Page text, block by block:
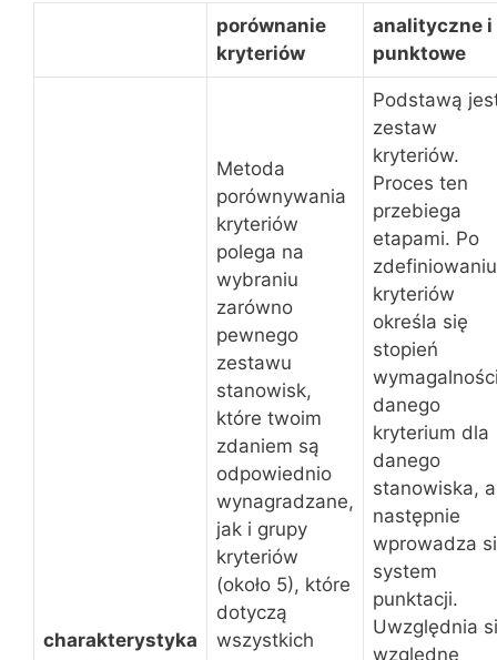
porównanie
kryteriów
analityczne i
punktowe
charakterystyka
Metoda
porównywania
kryteriów
polega na
wybraniu
zarówno
pewnego
zestawu
stanowisk,
które twoim
zdaniem są
odpowiednio
wynagradzane,
jak i grupy
kryteriów
(około 5), które
dotyczą
wszystkich
Podstawą
zestaw
kryteriów.
Proces ten
przebiega
etapami. Po
zdefiniowaniu
kryteriów
określa się
stopień
danego
kryterium dla
danego
stanowiska, a
następnie
wprowadza
system
punktacji.
Uwzględnia
względne